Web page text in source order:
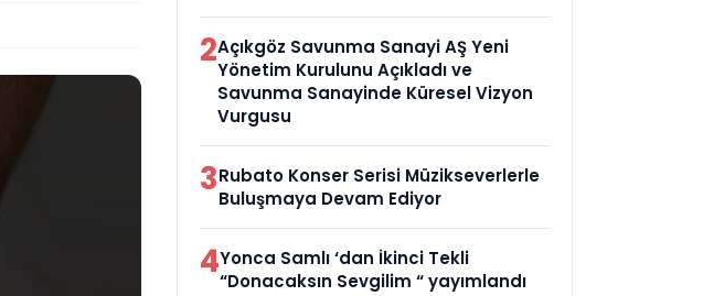
2Açıkgöz Savunma Sanayi AŞ Yeni
Yönetim Kurulunu Açıkladı ve
Savunma Sanayinde Küresel Vizyon
Vurgusu
3Rubato Konser Serisi Müzikseverlerle
Buluşmaya Devam Ediyor
4Yonca Samlı ‘dan İkinci Tekli
“Donacaksın Sevgilim “ yayımlandı